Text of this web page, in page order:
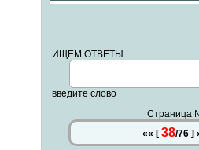
ИЩЕМ ОТВЕТЫ
введите слово
Страница
«« [ 38/76]